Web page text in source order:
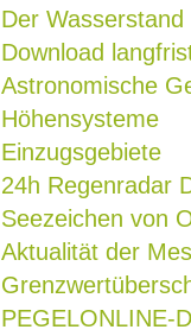
Der Wasserstand
Download
Astronomische
Höhensysteme
Einzugsgebiete
24h Regenradar
Seezeichen von
Aktualität der
PEGELONLINE-